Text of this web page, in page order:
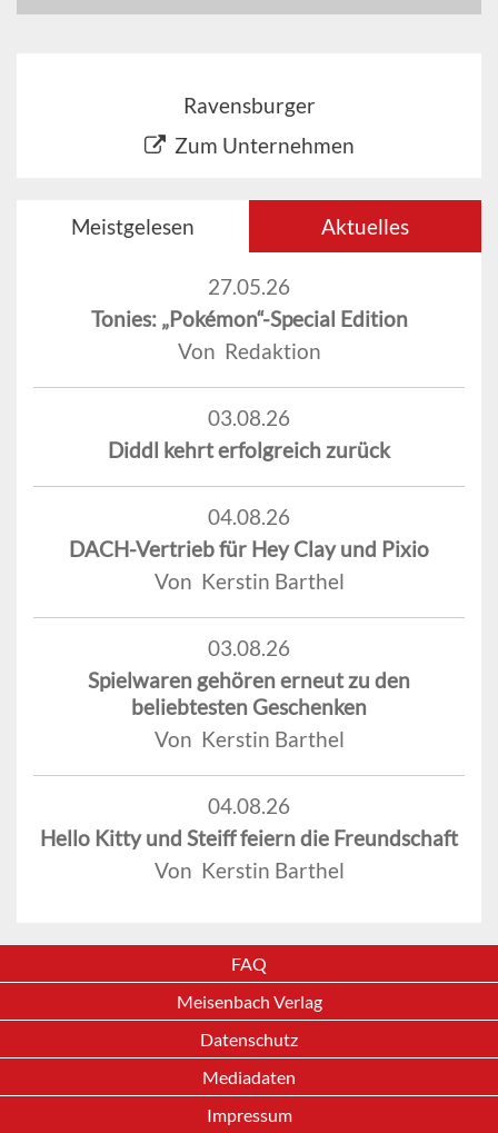
Ravensburger
Zum Unternehmen
Meistgelesen Aktuelles
27.05.26
Tonies: „Pokémon“-Special Edition
Von Redaktion
03.08.26
Diddl kehrt erfolgreich zurück
04.08.26
DACH-Vertrieb für Hey Clay und Pixio
Von Kerstin Barthel
03.08.26
Spielwaren gehören erneut zu den
beliebtesten Geschenken
Von Kerstin Barthel
04.08.26
Hello Kitty und Steiff feiern die Freundschaft
Von Kerstin Barthel
FAQ
Meisenbach Verlag
Datenschutz
Mediadaten
Impressum